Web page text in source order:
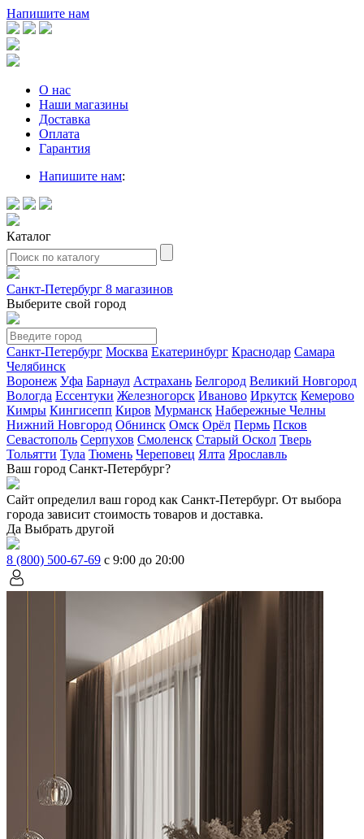
Напишите нам
О нас
Наши магазины
Доставка
Оплата
Гарантия
Напишите нам:
Каталог
Санкт-Петербург 8 магазинов
Выберите свой город
Санкт-Петербург Москва Екатеринбург Краснодар Самара
Челябинск
Воронеж Уфа Барнаул Астрахань Белгород Великий Новгород
Вологда Ессентуки Железногорск Иваново Иркутск Кемерово
Кимры Кингисепп Киров Мурманск Набережные Челны
Нижний Новгород Обнинск Омск Орёл Пермь Псков
Севастополь Серпухов Смоленск Старый Оскол Тверь
Тольятти Тула Тюмень Череповец Ялта Ярославль
Ваш город Санкт-Петербург?
Сайт определил ваш город как Санкт-Петербург. От выбора
города зависит стоимость товаров и доставка.
Да Выбрать другой
8 (800) 500-67-69 с 9:00 до 20:00